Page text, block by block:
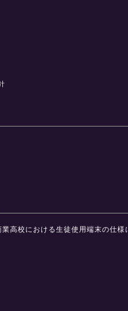
高校における生徒使用端末の仕様